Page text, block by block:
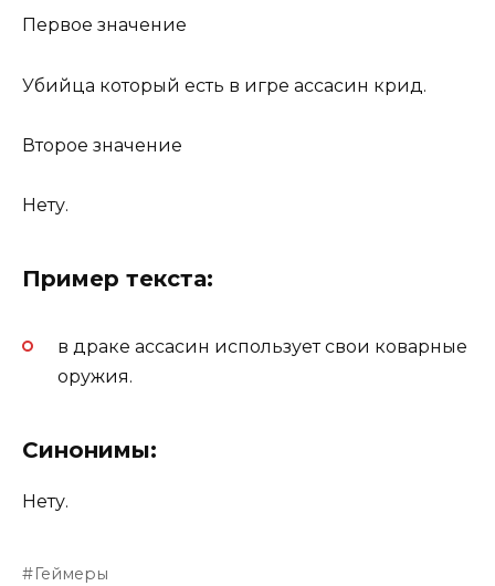
Первое значение
Убийца который есть в игре ассасин крид.
Второе значение
Нету.
Пример текста:
в драке ассасин использует свои коварные
оружия.
Синонимы:
Нету.
Геймеры